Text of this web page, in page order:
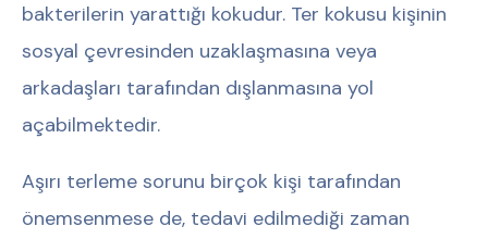
bakterilerin yarattığı kokudur. Ter kokusu kişinin
sosyal çevresinden uzaklaşmasına veya
arkadaşları tarafından dışlanmasına yol
açabilmektedir.
Aşırı terleme sorunu birçok kişi tarafından
önemsenmese de, tedavi edilmediği zaman